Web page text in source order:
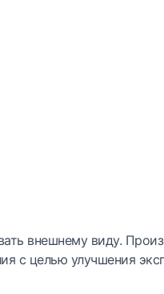
внешнему виду.
с целью улучшения